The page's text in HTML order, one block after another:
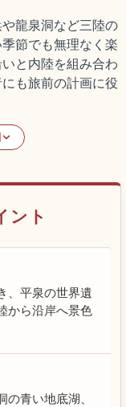
龍泉洞など三陸の
節でも無理なく楽
と内陸を組み合わ
も旅前の計画に役
ント
、平泉の世界遺
から沿岸へ景色
青い地底湖、